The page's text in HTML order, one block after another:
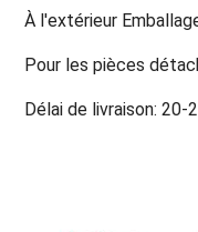
À l'extérieur
Pour les pièces
Délai de livraison: 20-